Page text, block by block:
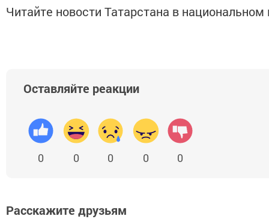
Читайте новости Татарстана в
Оставляйте реакции
0 0 0 0 0
Расскажите друзьям